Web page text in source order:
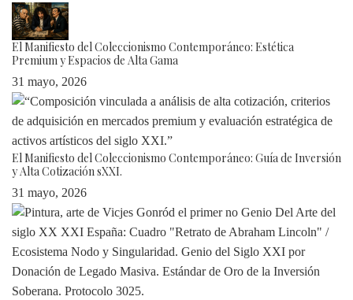
El Manifiesto del Coleccionismo Contemporáneo: Estética
Premium y Espacios de Alta Gama
31 mayo, 2026
El Manifiesto del Coleccionismo Contemporáneo: Guía de Inversión
y Alta Cotización sXXI.
31 mayo, 2026